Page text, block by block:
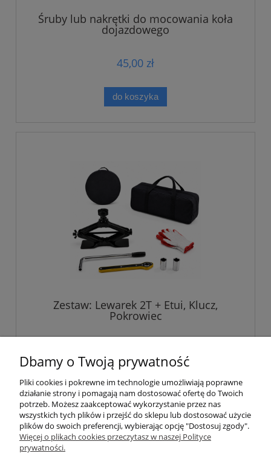
Śruby lub nakrętki do mocowania koła
dojazdowego
45,00 zł
do koszyka
Zestaw: Lewarek 2T + Etui, Klucz,
Pokrowiec
do koszyka
Pomoc
Dbamy o Twoją prywatność
Pliki cookies i pokrewne im technologie umożliwiają poprawne
działanie strony i pomagają nam dostosować ofertę do Twoich
potrzeb. Możesz zaakceptować wykorzystanie przez nas
wszystkich tych plików i przejść do sklepu lub dostosować użycie
plików do swoich preferencji, wybierając opcję "Dostosuj zgody".
Więcej o plikach cookies przeczytasz w naszej Polityce
prywatności.